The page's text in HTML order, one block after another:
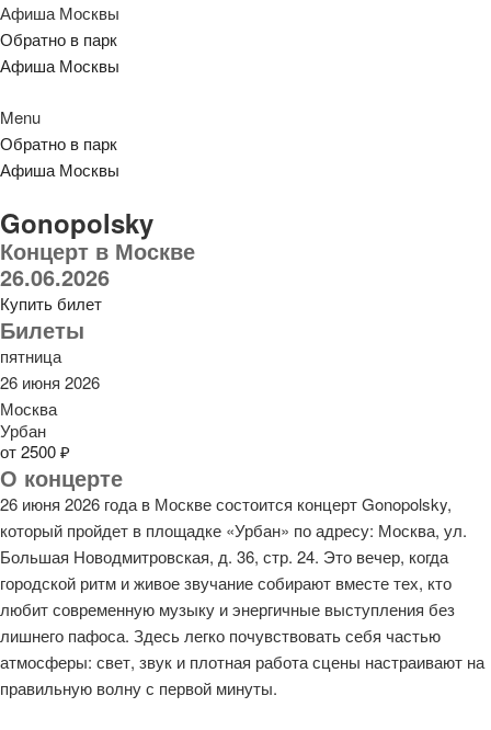
Афиша Москвы
Обратно в парк
Афиша Москвы
Menu
Обратно в парк
Афиша Москвы
Gonopolsky
Концерт в Москве
26.06.2026
Купить билет
Билеты
пятница
26 июня 2026
Москва
Урбан
от 2500 ₽
О концерте
26 июня 2026 года в Москве состоится концерт Gonopolsky,
который пройдет в площадке «Урбан» по адресу: Москва, ул.
Большая Новодмитровская, д. 36, стр. 24. Это вечер, когда
городской ритм и живое звучание собирают вместе тех, кто
любит современную музыку и энергичные выступления без
лишнего пафоса. Здесь легко почувствовать себя частью
атмосферы: свет, звук и плотная работа сцены настраивают на
правильную волну с первой минуты.